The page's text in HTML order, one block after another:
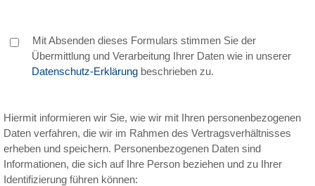
Mit Absenden dieses Formulars stimmen Sie der
Übermittlung und Verarbeitung Ihrer Daten wie in unserer
Datenschutz-Erklärung beschrieben zu.
Hiermit informieren wir Sie, wie wir mit Ihren personenbezogenen
Daten verfahren, die wir im Rahmen des Vertragsverhältnisses
erheben und speichern. Personenbezogenen Daten sind
Informationen, die sich auf Ihre Person beziehen und zu Ihrer
Identifizierung führen können: